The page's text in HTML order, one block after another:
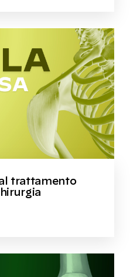
trattamento